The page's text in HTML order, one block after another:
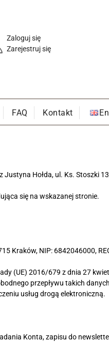
Zaloguj się
Zarejestruj się
FAQ Kontakt
Hołda, ul. Ks. Stoszki
się na wskazanej stronie.
Kraków, NIP: 6842046000,
(UE) 2016/679 z dnia 27
przepływu takich
usług drogą elektroniczną.
Konta, zapisu do